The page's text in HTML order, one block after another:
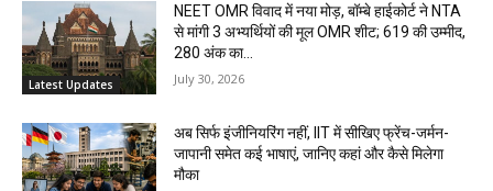
Latest Updates
NEET OMR विवाद में नया मोड़, बॉम्बे हाईकोर्ट ने NTA
से मांगी 3 अभ्यर्थियों की मूल OMR शीट; 619 की उम्मीद,
280 अंक का...
July 30, 2026
अब सिर्फ इंजीनियरिंग नहीं, IIT में सीखिए फ्रेंच-जर्मन-
जापानी समेत कई भाषाएं, जानिए कहां और कैसे मिलेगा
मौका